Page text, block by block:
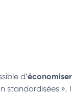
d’
standardisées ».